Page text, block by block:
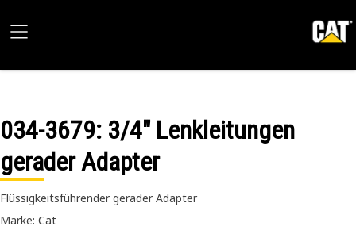
034-3679: 3/4" Lenkleitungen
gerader Adapter
Flüssigkeitsführender gerader Adapter
Marke: Cat